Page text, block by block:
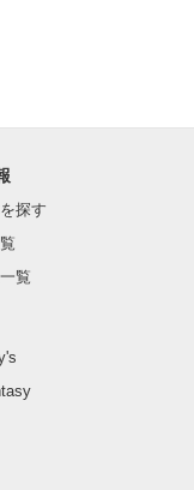
探す
覧